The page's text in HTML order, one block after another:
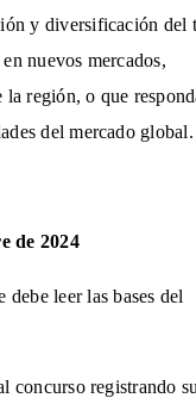
y diversificación del
nuevos mercados,
región, o que
del mercado global.
de 2024
debe leer las bases del
concurso registrando